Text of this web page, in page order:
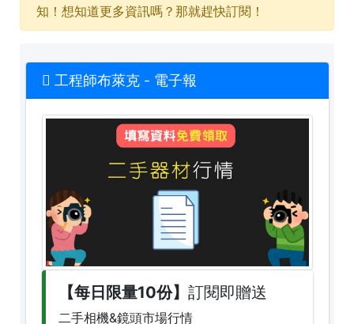
知！想知道更多資訊嗎？那就趕快訂閱！